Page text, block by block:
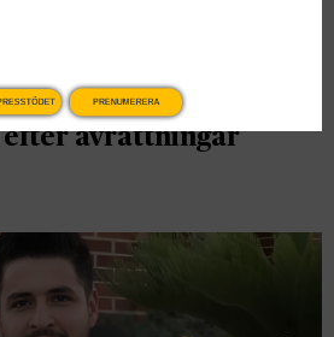
avrättningar
PRENUMERERA